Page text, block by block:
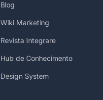
Blog
Wiki Marketing
Revista Integrare
Hub de Conhecimento
Design System